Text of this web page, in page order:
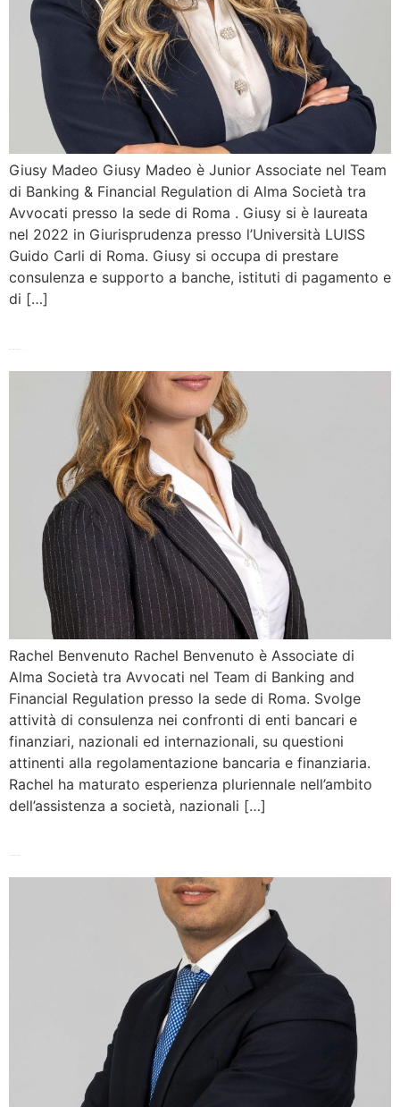
Giusy Madeo Giusy Madeo è Junior Associate nel Team
di Banking & Financial Regulation di Alma Società tra
Avvocati presso la sede di Roma . Giusy si è laureata
nel 2022 in Giurisprudenza presso l’Università LUISS
Guido Carli di Roma. Giusy si occupa di prestare
consulenza e supporto a banche, istituti di pagamento e
di […]
Rachel Benvenuto Rachel Benvenuto è Associate di
Alma Società tra Avvocati nel Team di Banking and
Financial Regulation presso la sede di Roma. Svolge
attività di consulenza nei confronti di enti bancari e
finanziari, nazionali ed internazionali, su questioni
attinenti alla regolamentazione bancaria e finanziaria.
Rachel ha maturato esperienza pluriennale nell’ambito
dell’assistenza a società, nazionali […]